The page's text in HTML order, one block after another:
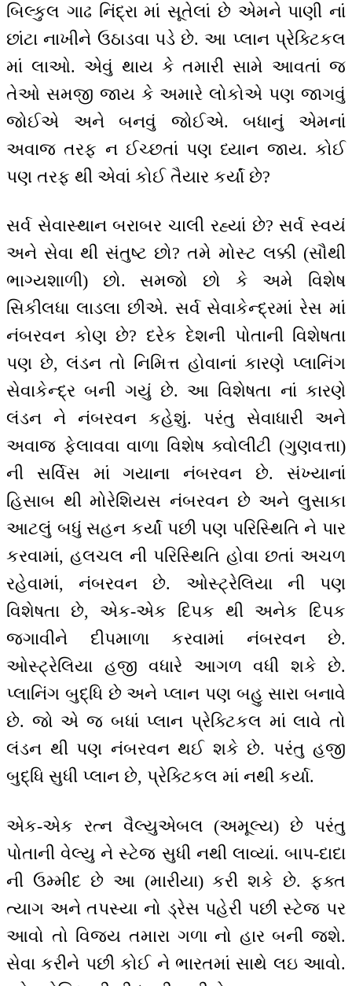
બિલ્કુલ ગાઢ નિંદ્રા માં સૂતેલાં છે એમને પાણી નાં
છાંટા નાખીને ઉઠાડવા પડે છે. આ પ્લાન પ્રેક્ટિકલ
માં લાઓ. એવું થાય કે તમારી સામે આવતાં જ
તેઓ સમજી જાય કે અમારે લોકોએ પણ જાગવું
જોઈએ અને બનવું જોઈએ. બધાનું એમનાં
અવાજ તરફ ન ઈચ્છતાં પણ ધ્યાન જાય. કોઈ
પણ તરફ થી એવાં કોઈ તૈયાર કર્યાં છે?
સર્વ સેવાસ્થાન બરાબર ચાલી રહ્યાં છે? સર્વ સ્વયં
અને સેવા થી સંતુષ્ટ છો? તમે મોસ્ટ લક્કી (સૌથી
ભાગ્યશાળી) છો. સમજો છો કે અમે વિશેષ
સિકીલધા લાડલા છીએ. સર્વ સેવાકેન્દ્રમાં રેસ માં
નંબરવન કોણ છે? દરેક દેશની પોતાની વિશેષતા
પણ છે, લંડન તો નિમિત્ત હોવાનાં કારણે પ્લાનિંગ
સેવાકેન્દ્ર બની ગયું છે. આ વિશેષતા નાં કારણે
લંડન ને નંબરવન કહેશું. પરંતુ સેવાધારી અને
અવાજ ફેલાવવા વાળા વિશેષ ક્વોલીટી (ગુણવત્તા)
ની સર્વિસ માં ગયાના નંબરવન છે. સંખ્યાનાં
હિસાબ થી મોરેશિયસ નંબરવન છે અને લુસાકા
આટલું બધું સહન કર્યાં પછી પણ પરિસ્થિતિ ને પાર
કરવામાં, હલચલ ની પરિસ્થિતિ હોવા છતાં અચળ
રહેવામાં, નંબરવન છે. ઓસ્ટ્રેલિયા ની પણ
વિશેષતા છે, એક-એક દિપક થી અનેક દિપક
જગાવીને દીપમાળા કરવામાં નંબરવન છે.
ઓસ્ટ્રેલિયા હજી વધારે આગળ વધી શકે છે.
પ્લાનિંગ બુદ્ધિ છે અને પ્લાન પણ બહુ સારા બનાવે
છે. જો એ જ બધાં પ્લાન પ્રેક્ટિકલ માં લાવે તો
લંડન થી પણ નંબરવન થઈ શકે છે. પરંતુ હજી
બુદ્ધિ સુધી પ્લાન છે, પ્રેક્ટિકલ માં નથી કર્યા.
એક-એક રત્ન વૈલ્યુએબલ (અમૂલ્ય) છે પરંતુ
પોતાની વેલ્યુ ને સ્ટેજ સુધી નથી લાવ્યાં. બાપ-દાદા
ની ઉમ્મીદ છે આ (મારીયા) કરી શકે છે. ફક્ત
ત્યાગ અને તપસ્યા નો ડ્રેસ પહેરી પછી સ્ટેજ પર
આવો તો વિજય તમારા ગળા નો હાર બની જશે.
સેવા કરીને પછી કોઈ ને ભારતમાં સાથે લઇ આવો.